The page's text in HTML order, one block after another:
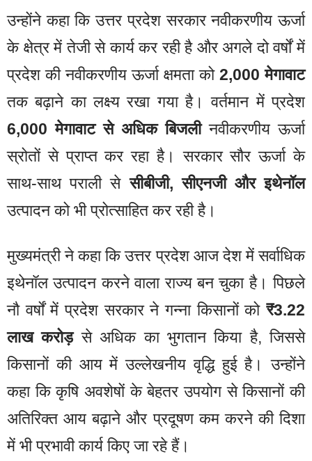
उन्होंने कहा कि उत्तर प्रदेश सरकार नवीकरणीय ऊर्जा
के क्षेत्र में तेजी से कार्य कर रही है और अगले दो वर्षों में
प्रदेश की नवीकरणीय ऊर्जा क्षमता को 2,000 मेगावाट
तक बढ़ाने का लक्ष्य रखा गया है। वर्तमान में प्रदेश
6,000 मेगावाट से अधिक बिजलीनवीकरणीय ऊर्जा
स्रोतों से प्राप्त कर रहा है। सरकार सौर ऊर्जा के
साथ-साथ पराली सेसीबीजी, सीएनजी और इथेनॉल
उत्पादन को भी प्रोत्साहित कर रही है।
मुख्यमंत्री ने कहा कि उत्तर प्रदेश आज देश में सर्वाधिक
इथेनॉल उत्पादन करने वाला राज्य बन चुका है। पिछले
नौ वर्षों में प्रदेश सरकार ने गन्ना किसानों को ₹3.22
लाख करोड़से अधिक का भुगतान किया है, जिससे
किसानों की आय में उल्लेखनीय वृद्धि हुई है। उन्होंने
कहा कि कृषि अवशेषों के बेहतर उपयोग से किसानों की
अतिरिक्त आय बढ़ाने और प्रदूषण कम करने की दिशा
में भी प्रभावी कार्य किए जा रहे हैं।